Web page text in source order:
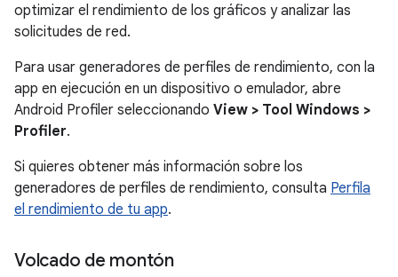
optimizar el rendimiento de los gráficos y analizar las
solicitudes de red.
Para usar generadores de perfiles de rendimiento, con la
app en ejecución en un dispositivo o emulador, abre
Android Profiler seleccionando View > Tool Windows >
Profiler.
Si quieres obtener más información sobre los
generadores de perfiles de rendimiento, consulta Perfila
el rendimiento de tu app.
Volcado de montón